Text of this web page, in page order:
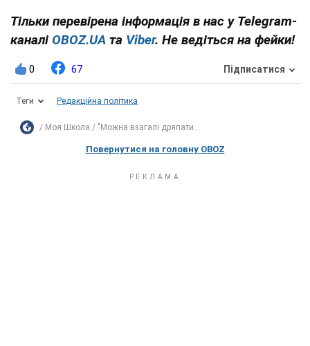
Тільки перевірена інформація в нас у Telegram-
каналі OBOZ.UA та Viber. Не ведіться на фейки!
0 67 Підписатися
Теги Редакційна політика
Моя Школа "Можна взагалі дряпати...
Повернутися на головну OBOZ